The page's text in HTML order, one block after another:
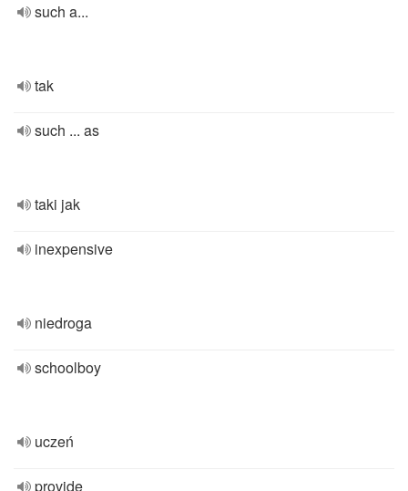
such a...
tak
such ... as
taki jak
inexpensive
niedroga
schoolboy
uczeń
provide